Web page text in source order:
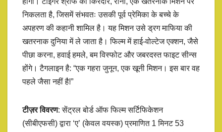
निकलता है, जिसमें संभवतः उसकी पूर्व प्रेमिका के बच्चे के
अपहरण की कहानी शामिल है। यह मिशन उसे ड्रग माफिया की
खतरनाक दुनिया में ले जाता है। फिल्म में हाई-वोल्टेज एक्शन, जैसे
पीछा करना, हवाई हमले, बम विस्फोट और जबरदस्त फाइट सीन्स
होंगे। टैगलाइन है: “एक गहरा जुनून, एक खूनी मिशन। इस बार वह
पहले जैसा नहीं है!”
टीज़र विवरण: सेंट्रल बोर्ड ऑफ फिल्म सर्टिफिकेशन
(सीबीएफसी) द्वारा ‘ए’ (केवल वयस्क) प्रमाणित 1 मिनट 53